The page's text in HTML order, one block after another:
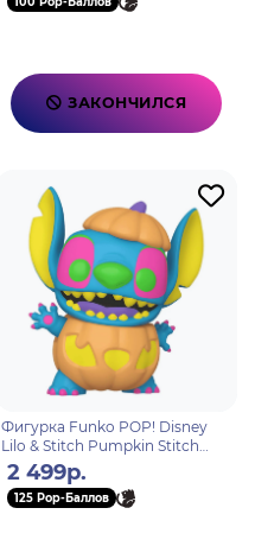
ЗАКОНЧИЛСЯ
Фигурка Funko POP! Disney
Lilo & Stitch Pumpkin Stitch
(BLKLT) (Exc) (1498) 81969
2 499р.
125 Pop-Баллов